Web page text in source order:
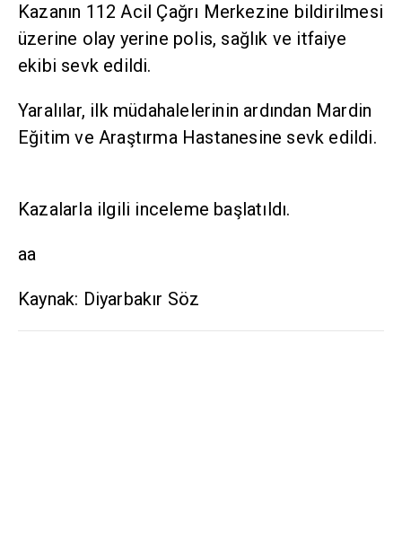
Kazanın 112 Acil Çağrı Merkezine bildirilmesi
üzerine olay yerine polis, sağlık ve itfaiye
ekibi sevk edildi.
Yaralılar, ilk müdahalelerinin ardından Mardin
Eğitim ve Araştırma Hastanesine sevk edildi.
Kazalarla ilgili inceleme başlatıldı.
aa
Kaynak: Diyarbakır Söz